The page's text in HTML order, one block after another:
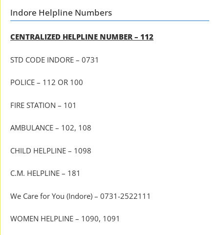
Indore Helpline Numbers
CENTRALIZED HELPLINE NUMBER – 112
STD CODE INDORE – 0731
POLICE – 112 OR 100
FIRE STATION – 101
AMBULANCE – 102, 108
CHILD HELPLINE – 1098
C.M. HELPLINE – 181
We Care for You (Indore) – 0731-2522111
WOMEN HELPLINE – 1090, 1091